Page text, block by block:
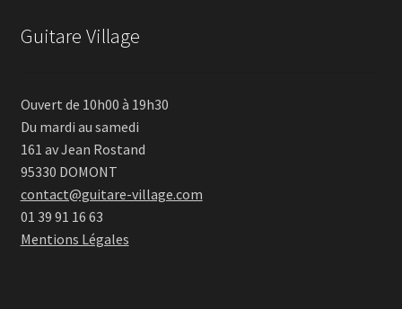
Guitare Village
Ouvert de 10h00 à 19h30
Du mardi au samedi
161 av Jean Rostand
95330 DOMONT
contact@guitare-village.com
01 39 91 16 63
Mentions Légales